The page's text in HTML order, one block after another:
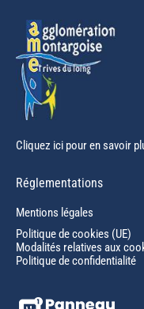
Cliquez ici pour en savoir
Réglementations
Mentions légales
Politique de cookies (UE)
Modalités relatives aux
Politique de confidentialité